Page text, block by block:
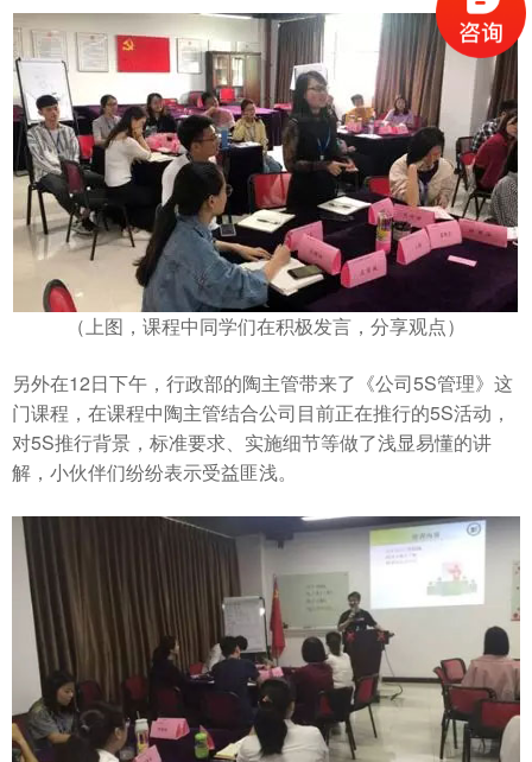
（上图，课程中同学们在积极发言，分享观点）
另外在12日下午，行政部的陶主管带来了《公司5S管理》这
门课程，在课程中陶主管结合公司目前正在推行的5S活动，
对5S推行背景，标准要求、实施细节等做了浅显易懂的讲
解，小伙伴们纷纷表示受益匪浅。